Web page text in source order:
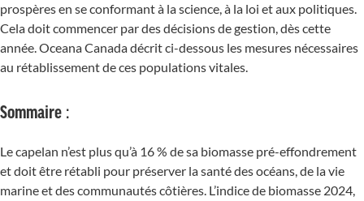
prospères en se conformant à la science, à la loi et aux politiques.
Cela doit commencer par des décisions de gestion, dès cette
année. Oceana Canada décrit ci-dessous les mesures nécessaires
au rétablissement de ces populations vitales.
Sommaire :
Le capelan n’est plus qu’à 16 % de sa biomasse pré-effondrement
et doit être rétabli pour préserver la santé des océans, de la vie
marine et des communautés côtières. L’indice de biomasse 2024,